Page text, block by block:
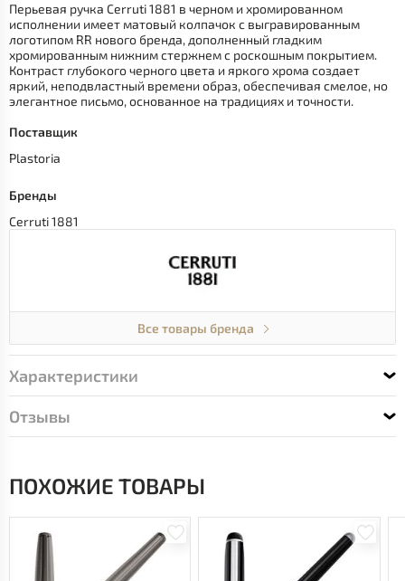
Перьевая ручка Cerruti 1881 в черном и хромированном
исполнении имеет матовый колпачок с выгравированным
логотипом RR нового бренда, дополненный гладким
хромированным нижним стержнем с роскошным покрытием.
Контраст глубокого черного цвета и яркого хрома создает
яркий, неподвластный времени образ, обеспечивая смелое, но
элегантное письмо, основанное на традициях и точности.
Поставщик
Plastoria
Бренды
Cerruti 1881
Все товары бренда
Характеристики
Отзывы
ПОХОЖИЕ ТОВАРЫ